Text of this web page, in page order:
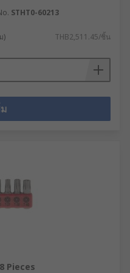
STHT0-60213
) THB2,511.45/ชิ้น
Pieces